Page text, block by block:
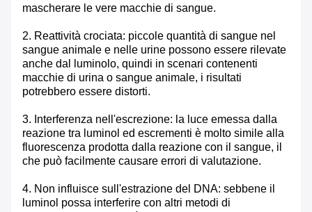
mascherare le vere macchie di sangue.
2. Reattività crociata: piccole quantità di sangue nel
sangue animale e nelle urine possono essere rilevate
anche dal luminolo, quindi in scenari contenenti
macchie di urina o sangue animale, i risultati
potrebbero essere distorti.
3. Interferenza nell'escrezione: la luce emessa dalla
reazione tra luminol ed escrementi è molto simile alla
fluorescenza prodotta dalla reazione con il sangue, il
che può facilmente causare errori di valutazione.
4. Non influisce sull'estrazione del DNA: sebbene il
luminol possa interferire con altri metodi di